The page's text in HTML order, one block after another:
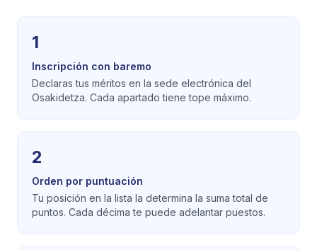
1
Inscripción con baremo
Declaras tus méritos en la sede electrónica del
Osakidetza. Cada apartado tiene tope máximo.
2
Orden por puntuación
Tu posición en la lista la determina la suma total de
puntos. Cada décima te puede adelantar puestos.